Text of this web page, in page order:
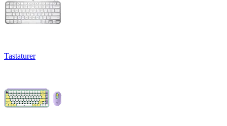
Tastaturer